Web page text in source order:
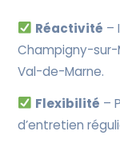
Réactivité –
Champigny-sur-
Val-de-Marne.
Flexibilité –
d’entretien